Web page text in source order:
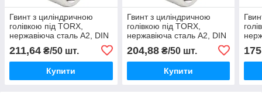
Гвинт з циліндричною
голівкою під TORX,
нержавіюча сталь А2, DIN
211,64 ₴/50 шт.
Купити
Гвинт з циліндричною
голівкою під TORX,
нержавіюча сталь А2, DIN
204,88₴/50 шт.
Купити